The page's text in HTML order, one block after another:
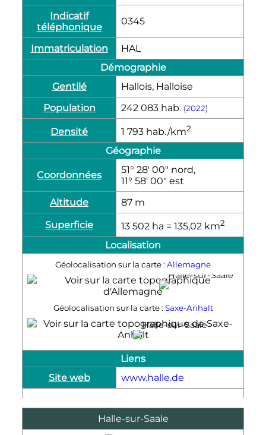
Indicatif
téléphonique
0345
Immatriculation
HAL
Démographie
Gentilé
Hallois, Halloise
Population
242 083 hab. (2022)
Densité 1 793 hab./km2
Géographie
Coordonnées
51° 28′ 00″ nord,
11° 58′ 00″ est
Altitude
87 m
Superficie
13 502 ha = 135,02 km2
Localisation
Géolocalisation sur la carte : Allemagne
Halle-sur-Saale
Géolocalisation sur la carte : Saxe-Anhalt
Halle-sur-Saale
Liens
Site web
www.halle.de
Halle-sur-Saale